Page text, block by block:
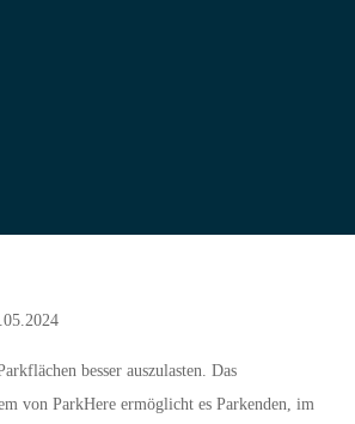
besser auszulasten. Das
von ParkHere ermöglicht es Parkenden, im